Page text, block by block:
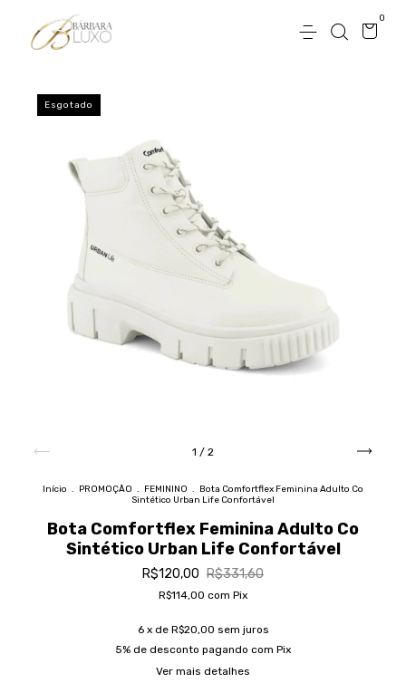
0
Esgotado
1 / 2
Início . PROMOÇÃO . FEMININO . Bota Comfortflex Feminina Adulto Co
Sintético Urban Life Confortável
Bota Comfortflex Feminina Adulto Co
Sintético Urban Life Confortável
R$120,00 R$331,60
R$114,00 com Pix
6 x de R$20,00 sem juros
5% de desconto pagando com Pix
Ver mais detalhes